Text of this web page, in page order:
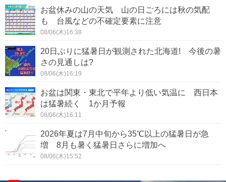
お盆休みの山の天気 山の日ごろには秋の気配
も 台風などの不確定要素に注意
08/06(木)16:38
20日ぶりに猛暑日が観測された北海道! 今後の暑
さの見通しは?
08/06(木)16:19
お盆は関東・東北で平年より低い気温に 西日本
は猛暑続く 1か月予報
08/06(木)16:11
2026年夏は7月中旬から35℃以上の猛暑日が急
増 8月も暑く猛暑日さらに増加へ
08/06(木)15:52